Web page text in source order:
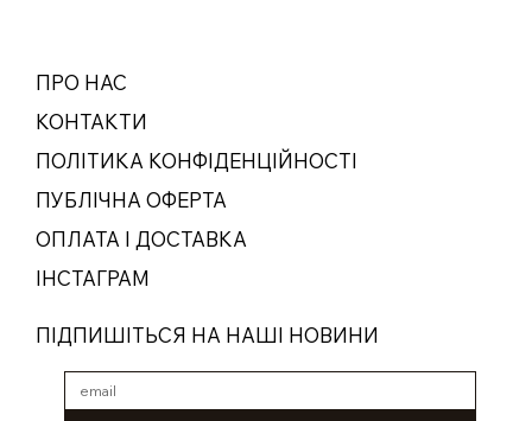
ПРО НАС
КОНТАКТИ
ПОЛІТИКА КОНФІДЕНЦІЙНОСТІ
ОПЛАТА І ДОСТАВКА
ПУБЛІЧНА ОФЕРТА
ПІДПИШІТЬСЯ НА НАШІ НОВИНИ
ІНСТАГРАМ